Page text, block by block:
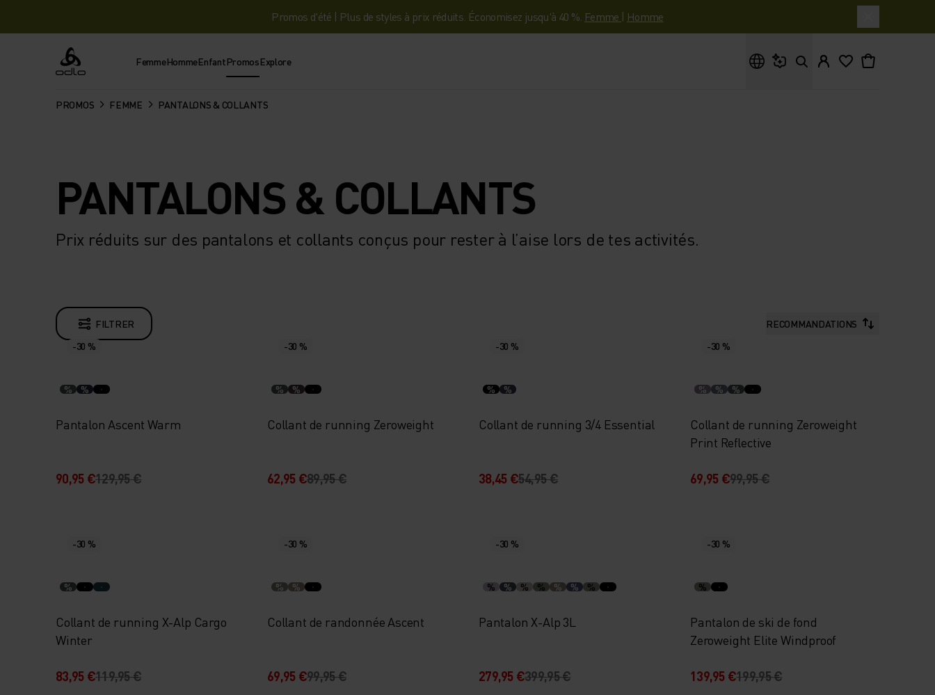
Promos d'été | Plus de styles à prix réduits. Économisez jusqu'à 40 %. Femme | Homme
Odlo FemmeHommeEnfantPromosExplore
PROMOS FEMME PANTALONS & COLLANTS
PANTALONS & COLLANTS
Prix réduits sur des pantalons et collants conçus pour rester à l’aise lors de tes activités.
FILTRER
RECOMMANDATIONS
-30 %
% %
Pantalon Ascent Warm
90,95 €129,95 €
-30 %
% %
Collant de running Zeroweight
62,95 €89,95 €
-30 %
% %
Collant de running 3/4 Essential
38,45 €54,95 €
-30 %
% % %
Collant de running Zeroweight
Print Reflective
69,95 €99,95 €
-30 %
%
Collant de running X-Alp Cargo
Winter
83,95 €119,95 €
-30 %
% %
Collant de randonnée Ascent
69,95 €99,95 €
-30 %
% % % % % % %
Pantalon X-Alp 3L
279,95 €399,95 €
-30 %
%
Pantalon de ski de fond
Zeroweight Elite Windproof
139,95 €199,95 €